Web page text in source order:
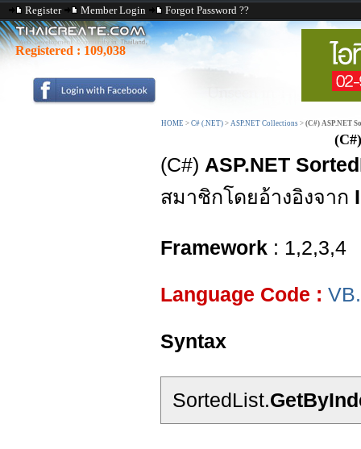
Register Member Login Forgot Password ??
Registered : 109,038
HOME > C# (.NET) > ASP.NET Collections > (C#) ASP.NET
(C#) ASP.NET
สมาชิกโดยอ้างอิงจาก
Framework : 1,2,3,4
Language Code :
Syntax
SortedList.